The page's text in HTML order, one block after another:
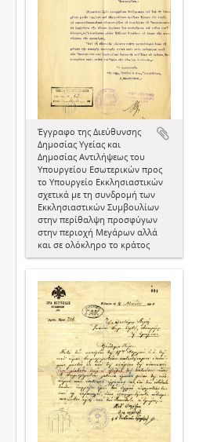
Έγγραφο της Διεύθυνσης
Δημοσίας Υγείας και
Δημοσίας Αντιλήψεως του
Υπουργείου Εσωτερικών προς
το Υπουργείο Εκκλησιαστικών
σχετικά με τη συνδρομή των
Εκκλησιαστικών Συμβουλίων
στην περίθαλψη προσφύγων
στην περιοχή Μεγάρων αλλά
και σε ολόκληρο το κράτος